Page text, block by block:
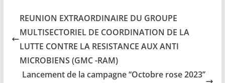
REUNION EXTRAORDINAIRE DU GROUPE
MULTISECTORIEL DE COORDINATION DE LA
LUTTE CONTRE LA RESISTANCE AUX ANTI
MICROBIENS (GMC -RAM)
Lancement de la campagne ‘‘Octobre rose 2023’’